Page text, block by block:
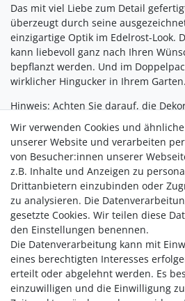
Das mit viel Liebe zum Detail
überzeugt durch seine
einzigartige Optik im Edelrost-Look.
kann liebevoll ganz nach Ihren
bepflanzt werden. Und im
wirklicher Hingucker in Ihrem Garten.
Hinweis: Achten Sie darauf, die
Prozess die Echtrost-Patina abfärben
zu Abfärbungen bei Kontakt mit
Versandkostenfrei ab 40,-€
Zahlung
Versand
Wir verwenden Cookies und
unserer Website und verarbeiten
von Besucher:innen unserer
z.B. Inhalte und Anzeigen zu
Drittanbietern einzubinden oder
zu analysieren. Die
gesetzte Cookies. Wir teilen diese
den Einstellungen benennen.
Die Datenverarbeitung kann mit
eines berechtigten Interesses
erteilt oder abgelehnt werden. Es
einzuwilligen und die Einwilligung